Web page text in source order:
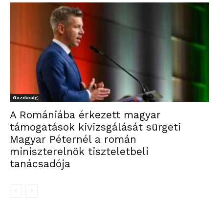
Gazdaság
A Romániába érkezett magyar
támogatások kivizsgálását sürgeti
Magyar Péternél a román
miniszterelnök tiszteletbeli
tanácsadója